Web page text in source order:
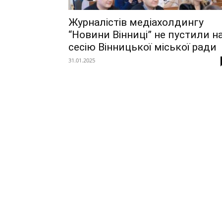
Журналістів медіахолдингу
“Новини Вінниці” не пустили
сесію Вінницької міської ради
31.01.2025